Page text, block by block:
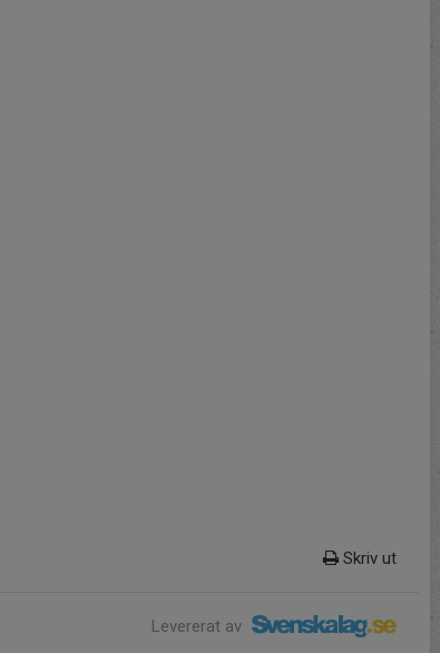
Skriv ut
Levererat av